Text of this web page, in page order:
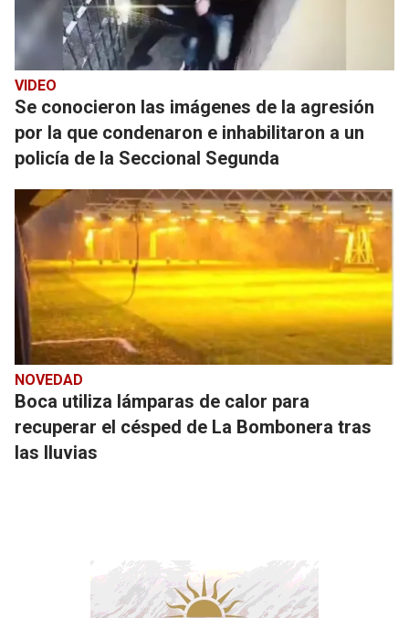
VIDEO
Se conocieron las imágenes de la agresión
por la que condenaron e inhabilitaron a un
policía de la Seccional Segunda
NOVEDAD
Boca utiliza lámparas de calor para
recuperar el césped de La Bombonera tras
las lluvias